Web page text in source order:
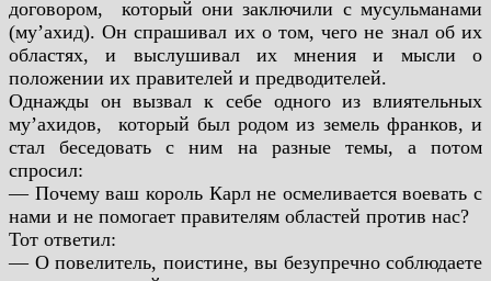
договором, который они заключили с мусульманами
(му’ахид). Он спрашивал их о том, чего не знал об их
областях, и выслушивал их мнения и мысли о
положении их правителей и предводителей.
Однажды он вызвал к себе одного из влиятельных
му’ахидов, который был родом из земель франков, и
стал беседовать с ним на разные темы, а потом
спросил:
— Почему ваш король Карл не осмеливается воевать с
нами и не помогает правителям областей против нас?
Тот ответил:
— О повелитель, поистине, вы безупречно соблюдаете